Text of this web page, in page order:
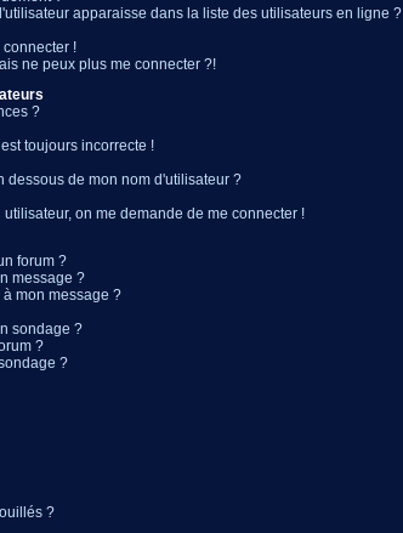
apparaisse dans la liste des utilisateurs en ligne ?
!
ne peux plus me connecter ?!
?
toujours incorrecte !
dessous de mon nom d'utilisateur ?
on me demande de me connecter !
forum ?
message ?
mon message ?
sondage ?
?
?
?